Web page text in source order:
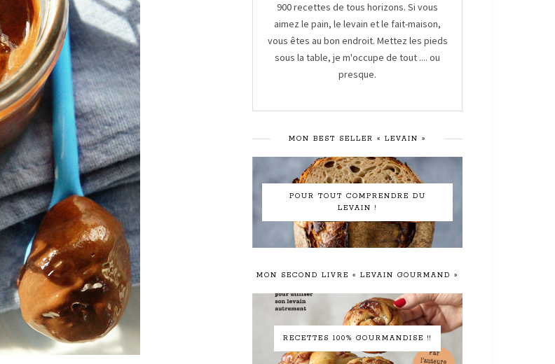
900 recettes de tous horizons. Si vous
aimez le pain, le levain et le fait-maison,
vous êtes au bon endroit. Mettez les pieds
sous la table, je m'occupe de tout .... ou
presque.
MON BEST SELLER « LEVAIN »
POUR TOUT COMPRENDRE DU
LEVAIN !
MON SECOND LIVRE « LEVAIN GOURMAND »
RECETTES 100% GOURMANDISE !!